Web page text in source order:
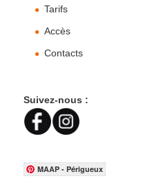
Tarifs
Accès
Contacts
Suivez-nous :
MAAP - Périgueux